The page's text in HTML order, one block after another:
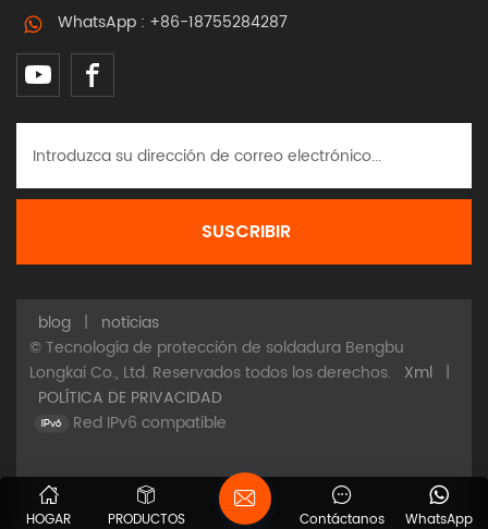
WhatsApp : +86-18755284287
blog |
noticias
© Tecnología de protección de soldadura Bengbu
Longkai Co., Ltd. Reservados todos los derechos.
Xml |
POLÍTICA DE PRIVACIDAD
Red IPv6 compatible
HOGAR PRODUCTOS WhatsApp
Contáctanos